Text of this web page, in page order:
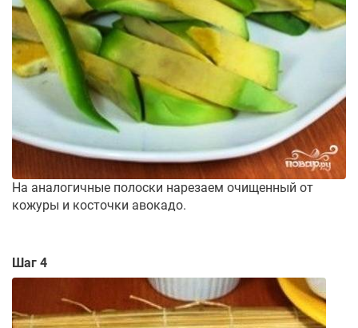
На аналогичные полоски нарезаем очищенный от
кожуры и косточки авокадо.
Шаг 4